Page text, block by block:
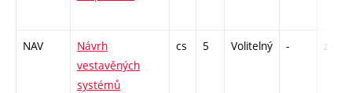
NAV
Návrh
vestavěných
systémů
cs 5 Volitelný - zk